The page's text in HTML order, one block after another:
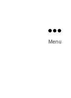
Menu